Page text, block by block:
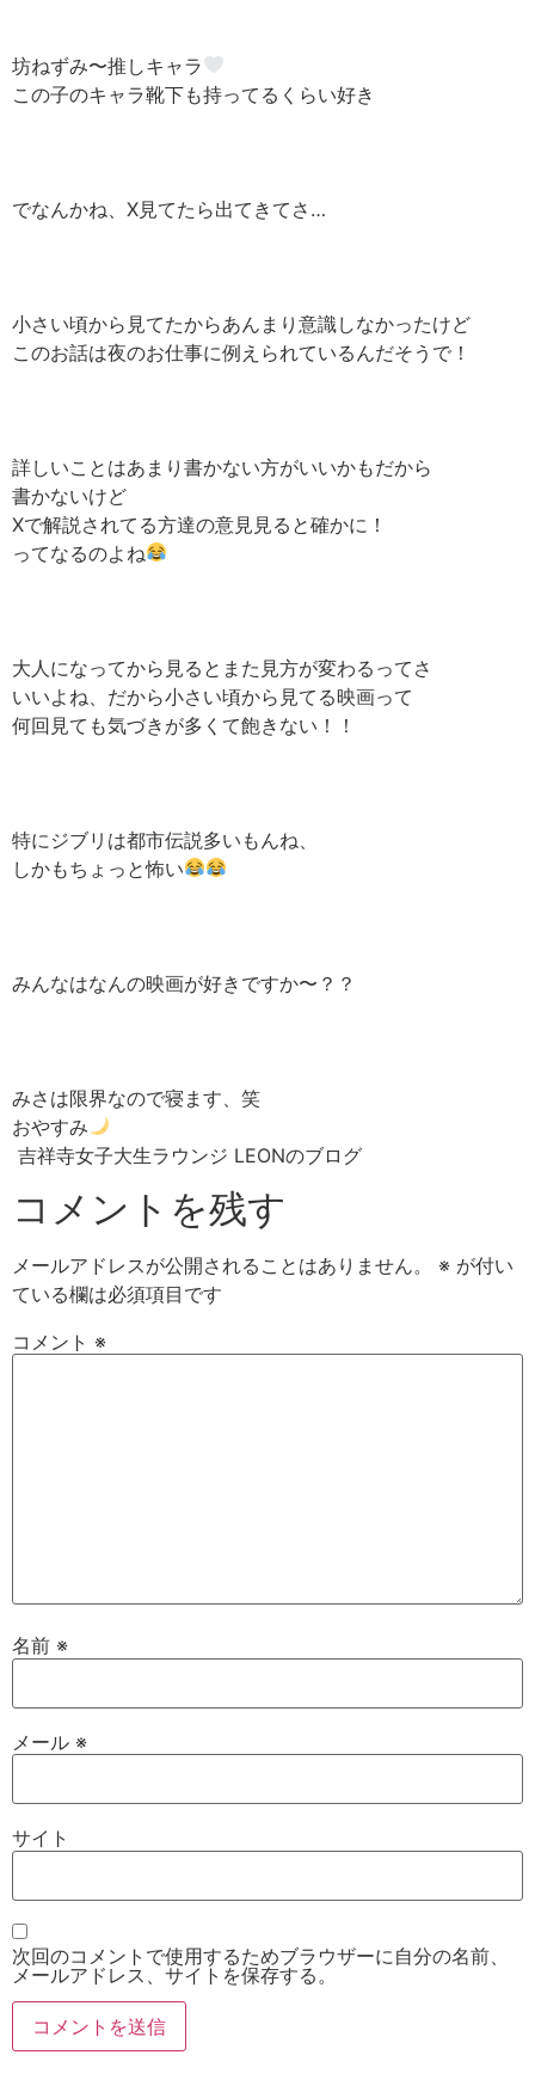
坊ねずみ〜推しキャラ
この子のキャラ靴下も持ってるくらい好き
でなんかね、X見てたら出てきてさ…
小さい頃から見てたからあんまり意識しなかったけど
このお話は夜のお仕事に例えられているんだそうで！
詳しいことはあまり書かない方がいいかもだから
書かないけど
Xで解説されてる方達の意見見ると確かに！
ってなるのよね
大人になってから見るとまた見方が変わるってさ
いいよね、だから小さい頃から見てる映画って
何回見ても気づきが多くて飽きない！！
特にジブリは都市伝説多いもんね、
しかもちょっと怖い
みんなはなんの映画が好きですか〜？？
みさは限界なので寝ます、笑
おやすみ
吉祥寺女子大生ラウンジ LEONのブログ
コメントを残す
メールアドレスが公開されることはありません。 ※ が付い
ている欄は必須項目です
コメント ※
名前 ※
メール ※
サイト
次回のコメントで使用するためブラウザーに自分の名前、
メールアドレス、サイトを保存する。